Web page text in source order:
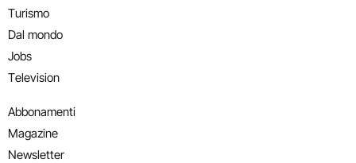
Turismo
Dal mondo
Jobs
Television
Abbonamenti
Magazine
Newsletter